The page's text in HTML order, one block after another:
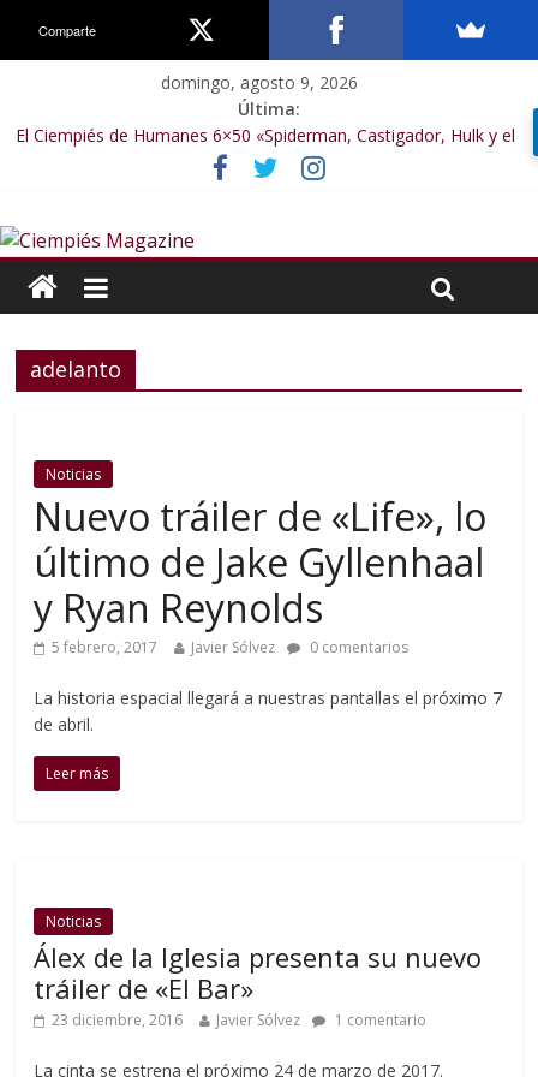
domingo, agosto 9, 2026
Última:
El Ciempiés de Humanes 6×50 «Spiderman, Castigador, Hulk y el
final de la sexta temporada»
El Ciempiés de Humanes 6×49 «Kiritaaaaa»
El Ciempiés de Humanes 6×47 «De nada por nada»
El Ciempiés de Humanes 6×46 «Ciudadano Minion»
adelanto
Noticias
Nuevo tráiler de «Life», lo
último de Jake Gyllenhaal
y Ryan Reynolds
5 febrero, 2017 Javier Sólvez 0 comentarios
La historia espacial llegará a nuestras pantallas el próximo 7
de abril.
Leer más
Noticias
Álex de la Iglesia presenta su nuevo
tráiler de «El Bar»
23 diciembre, 2016 Javier Sólvez 1 comentario
La cinta se estrena el próximo 24 de marzo de 2017.
Comparte